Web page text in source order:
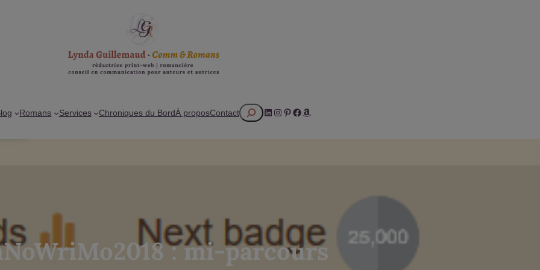
Romans Services Chroniques du BordÀ proposContactRechercherLinkedIn
Instagram
Pinterest
Facebook
Amazon
: mi-parcours